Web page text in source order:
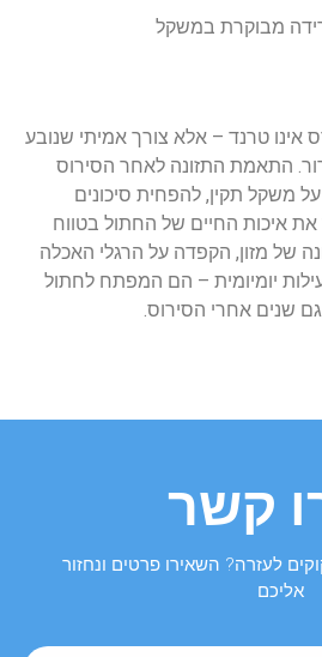
מבוקרת במשקל
אינו טרנד – אלא צורך אמיתי שנובע
ברור. התאמת התזונה לאחר הסירוס
משקל תקין, להפחית סיכונים
את איכות החיים של החתול בטווח
של מזון, הקפדה על הרגלי האכלה
יומיומית – הם המפתח לחתול
גם שנים אחרי הסירוס.
קשר
לעזרה? השאירו פרטים ונחזור
אליכם